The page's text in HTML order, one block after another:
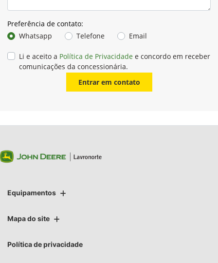
Preferência de contato:
Whatsapp
Telefone Email
Li e aceito a Política de Privacidade e concordo em receber
comunicações da concessionária.
Entrar em contato
Equipamentos
Mapa do site
Política de privacidade